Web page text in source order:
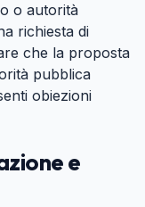
o autorità
richiesta di
che la proposta
pubblica
obiezioni
e